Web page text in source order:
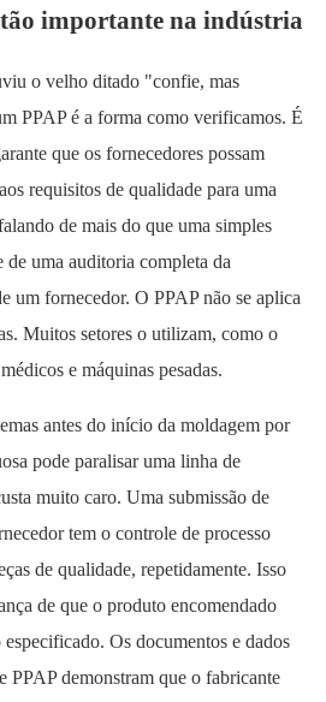
tão importante na indústria
o velho ditado "confie, mas
PPAP é a forma como verificamos. É
que os fornecedores possam
requisitos de qualidade para uma
de mais do que uma simples
de uma auditoria completa da
um fornecedor. O PPAP não se aplica
Muitos setores o utilizam, como o
e máquinas pesadas.
antes do início da moldagem por
pode paralisar uma linha de
muito caro. Uma submissão de
tem o controle de processo
de qualidade, repetidamente. Isso
de que o produto encomendado
Os documentos e dados
PPAP demonstram que o fabricante